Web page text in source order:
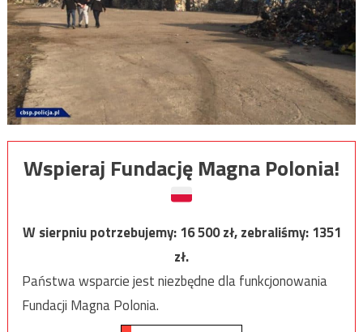
Wspieraj Fundację Magna Polonia!
W sierpniu potrzebujemy:16 500zł, zebraliśmy:1351
zł.
Państwa wsparcie jest niezbędne dla funkcjonowania
Fundacji Magna Polonia.